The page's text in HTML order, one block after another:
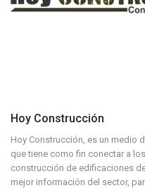
Hoy Construcción
Hoy Construcción, es un medio
que tiene como fin conectar a
construcción de edificaciones
mejor información del sector,